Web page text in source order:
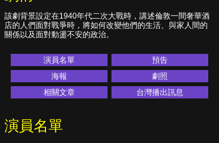
該劇背景設定在1940年代二次大戰時，講述倫敦一間奢華酒
店的人們面對戰爭時，將如何改變他們的生活、與家人間的
關係以及面對動盪不安的政治。
演員名單
預告
海報
劇照
相關文章
台灣播出訊息
演員名單